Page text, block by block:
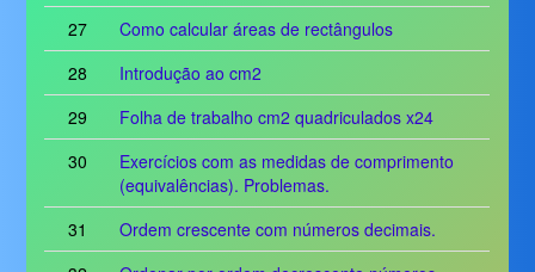
27
Como calcular áreas de rectângulos
28
Introdução ao cm2
29
Folha de trabalho cm2 quadriculados x24
30
Exercícios com as medidas de comprimento
(equivalências). Problemas.
31
Ordem crescente com números decimais.